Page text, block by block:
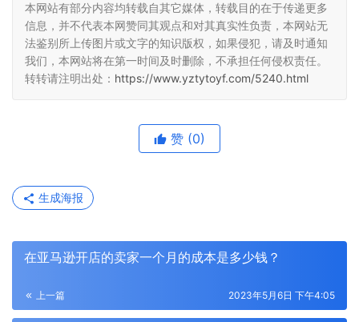
本网站有部分内容均转载自其它媒体，转载目的在于传递更多
信息，并不代表本网赞同其观点和对其真实性负责，本网站无
法鉴别所上传图片或文字的知识版权，如果侵犯，请及时通知
我们，本网站将在第一时间及时删除，不承担任何侵权责任。
转转请注明出处： https://www.yztytoyf.com/5240.html
赞 (0)
生成海报
在亚马逊开店的卖家一个月的成本是多少钱？
上一篇 2023年5月6日 下午4:05